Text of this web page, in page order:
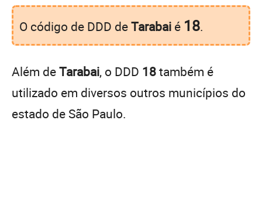
O código de DDD deTarabai é 18.
Além deTarabai, o DDD 18também é
utilizado em diversos outros municípios do
estado de São Paulo.